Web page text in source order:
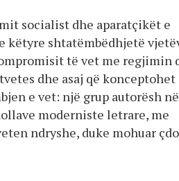
socialist dhe aparatçikët e
këtyre shtatëmbëdhjetë
të vet me regjimin
dhe asaj që konceptohet
e vet: një grup autorësh në
moderniste letrare, me
ndryshe, duke mohuar çdo